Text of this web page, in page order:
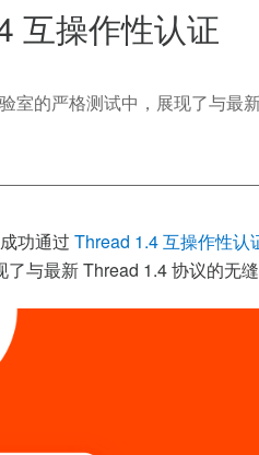
互操作性认证
室的严格测试中，展现了与
功通过 Thread 1.4 互操作性认
了与最新 Thread 1.4 协议的无